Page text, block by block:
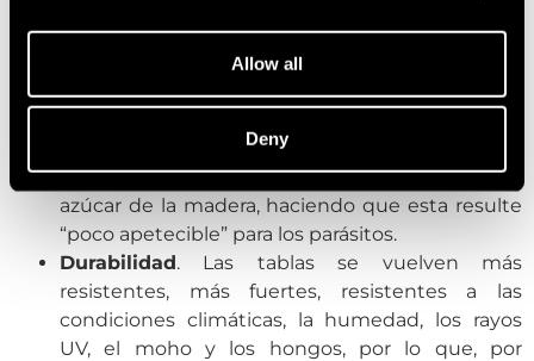
Allow all
Deny
renovarlas con una capa de aceite cada 6–8
Protección contra plagas. El proceso de
presentes en la madera, como hongos e
insectos. Además, se quema completamente el
azúcar de la madera, haciendo que esta resulte
“poco apetecible” para los parásitos.
Durabilidad. Las tablas se vuelven más
resistentes, más fuertes, resistentes a las
condiciones climáticas, la humedad, los rayos
UV, el moho y los hongos, por lo que, por